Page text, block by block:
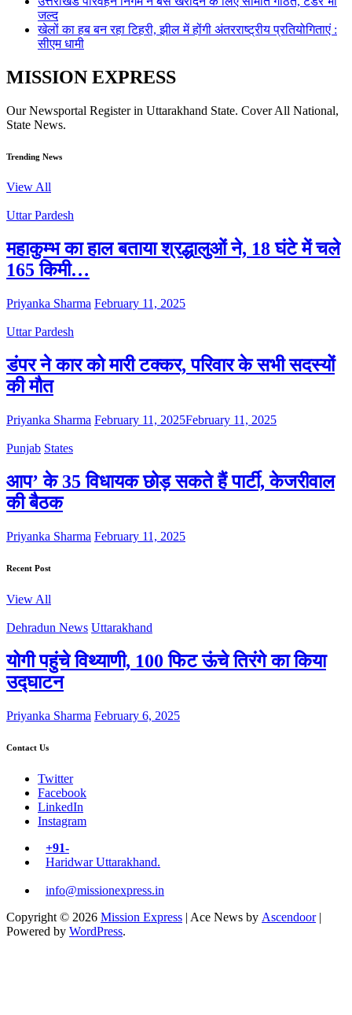
जल्द
खेलों का हब बन रहा टिहरी, झील में होंगी अंतरराष्ट्रीय प्रतियोगिताएं :
सीएम धामी
MISSION EXPRESS
Our Newsportal Register in Uttarakhand State. Cover All National,
State News.
Trending News
View All
Uttar Pardesh
महाकुम्भ का हाल बताया श्रद्धालुओं ने, 18 घंटे में चले
165 किमी…
Priyanka Sharma February 11, 2025
Uttar Pardesh
डंपर ने कार को मारी टक्कर, परिवार के सभी सदस्यों
की मौत
Priyanka Sharma February 11, 2025February 11, 2025
Punjab States
आप’ के 35 विधायक छोड़ सकते हैं पार्टी, केजरीवाल
की बैठक
Priyanka Sharma February 11, 2025
Recent Post
View All
Dehradun News Uttarakhand
योगी पहुंचे विथ्याणी, 100 फिट ऊंचे तिरंगे का किया
उद्घाटन
Priyanka Sharma February 6, 2025
Contact Us
Twitter
Facebook
LinkedIn
Instagram
+91-
Haridwar Uttarakhand.
info@missionexpress.in
Copyright © 2026 Mission Express | Ace News by Ascendoor|
Powered by WordPress.